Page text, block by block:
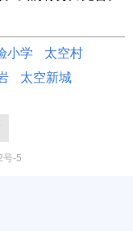
小学
太空村
太空新城
号-5